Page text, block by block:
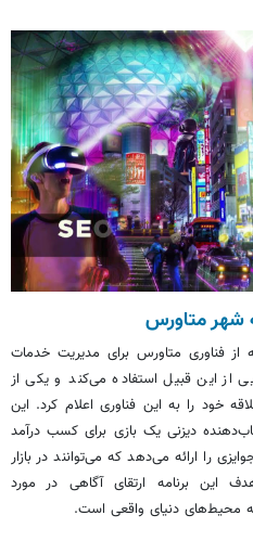
شهرمتاورس
فناوری متاورس برای مدیریت خدمات
از این قبیل استفاده می‌کند و یکی از
خود را به این فناوری اعلام کرد. این
دیزنی یک بازی برای کسب درآمد
را ارائه می‌دهد که می‌توانند در بازار
این برنامه ارتقای آگاهی در مورد
به محیط‌های دنیای واقعی است.